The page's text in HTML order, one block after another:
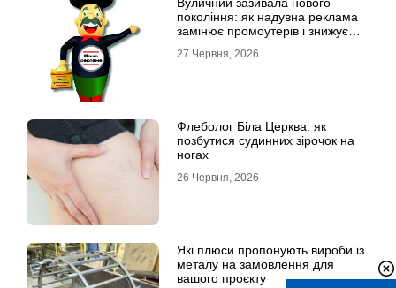
покоління: як надувна реклама
замінює промоутерів і знижує
27 Червня, 2026
Флеболог Біла Церква: як
позбутися судинних зірочок на
ногах
26 Червня, 2026
Які плюси пропонують вироби із
металу на замовлення для
вашого проєкту